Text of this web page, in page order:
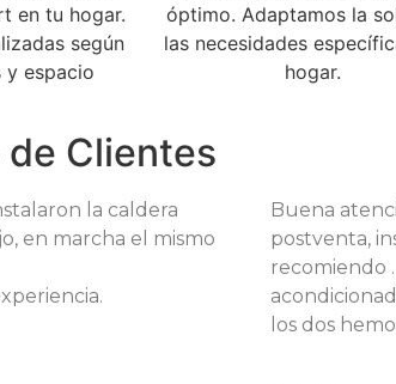
en tu hogar.
según
y espacio
óptimo. Adaptamos la
las necesidades
hogar.
Clientes
la caldera
en marcha el mismo
Buena
postventa,
recomiendo
los dos